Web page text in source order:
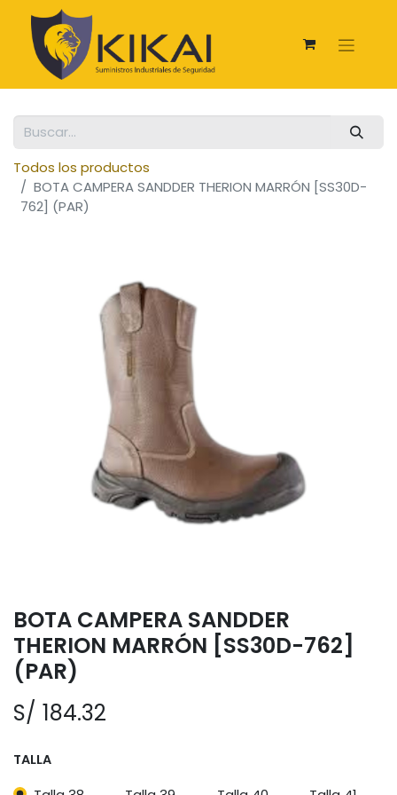
Todos los productos
BOTA CAMPERA SANDDER THERION MARRÓN [SS30D-
762] (PAR)
BOTA CAMPERA SANDDER
THERION MARRÓN [SS30D-762]
(PAR)
S/ 184.32
TALLA